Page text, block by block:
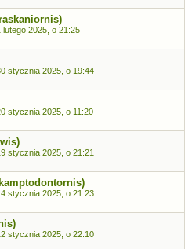
lutego 2025, o 21:25
stycznia 2025, o 19:44
stycznia 2025, o 11:20
stycznia 2025, o 21:21
stycznia 2025, o 21:23
stycznia 2025, o 22:10